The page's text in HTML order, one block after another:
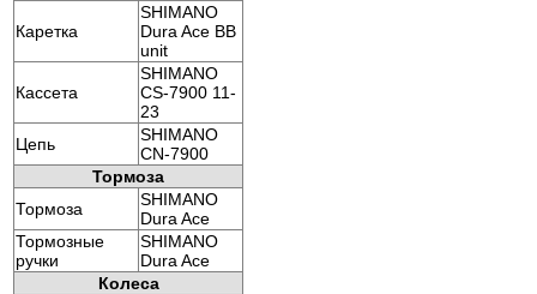
Каретка
SHIMANO
Dura Ace BB
unit
Кассета
SHIMANO
CS-7900 11-
23
Цепь
SHIMANO
CN-7900
Тормоза
Тормоза
SHIMANO
Dura Ace
Тормозные
ручки
SHIMANO
Dura Ace
Колеса